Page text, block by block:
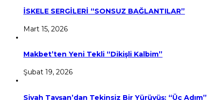
İSKELE SERGİLERİ “SONSUZ BAĞLANTILAR”
Mart 15, 2026
Makbet’ten Yeni Tekli “Dikişli Kalbim”
Şubat 19, 2026
Siyah Tavşan’dan Tekinsiz Bir Yürüyüş: “Üç Adım”